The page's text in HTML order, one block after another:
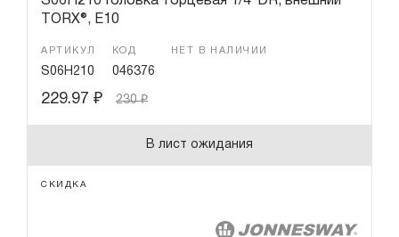
TORX®, Е10
АРТИКУЛ
S06H210
КОД
046376
НЕТ В НАЛИЧИИ
229.97 ₽ 230₽
В лист ожидания
СКИДКА